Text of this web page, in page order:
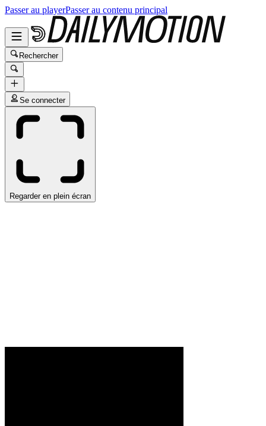
Passer au playerPasser au contenu principal
Rechercher
Se connecter
Regarder en plein écran